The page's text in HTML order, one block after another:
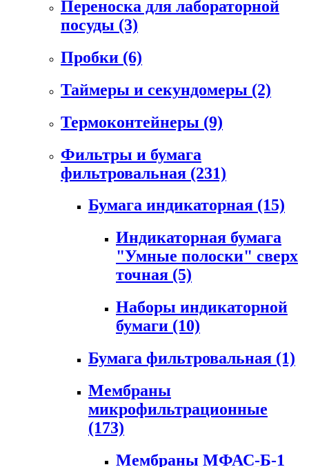
Переноска для лабораторной
посуды (3)
Пробки (6)
Таймеры и секундомеры (2)
Термоконтейнеры (9)
Фильтры и бумага
фильтровальная (231)
Бумага индикаторная (15)
Индикаторная бумага
"Умные полоски" сверх
точная (5)
Наборы индикаторной
бумаги (10)
Бумага фильтровальная (1)
Мембраны
микрофильтрационные
(173)
Мембраны МФАС-Б-1